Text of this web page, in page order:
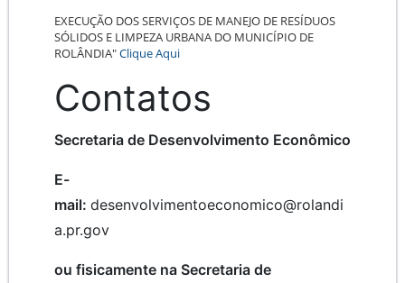
EXECUÇÃO DOS SERVIÇOS DE MANEJO DE RESÍDUOS
SÓLIDOS E LIMPEZA URBANA DO MUNICÍPIO DE
ROLÂNDIA"Clique Aqui
Contatos
Secretaria de Desenvolvimento Econômico
E-
mail: desenvolvimentoeconomico@rolandi
a.pr.gov
ou fisicamente na Secretaria de